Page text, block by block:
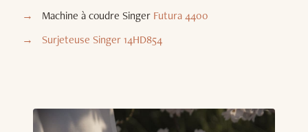
Machine à coudre Singer Futura 4400
Surjeteuse Singer 14HD854